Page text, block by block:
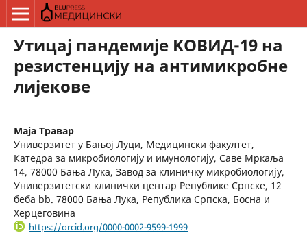
Утицај пандемије KОВИД-19 на
резистенцију на антимикробне
лијекове
Маја Травар
Универзитет у Бањој Луци, Медицински факултет,
Катедра за микробиологију и имунологију, Саве Мркаља
14, 78000 Бања Лука, Завод за клиничку микробиологију,
Универзитетски клинички центар Републике Српске, 12
беба bb. 78000 Бања Лука, Република Српска, Босна и
Херцеговина
https://orcid.org/0000-0002-9599-1999